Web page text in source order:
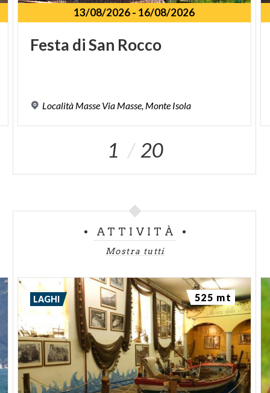
13/08/2026- 16/08/2026
Festa diSan Rocco
Località Masse Via Masse, Monte Isola
1 20
ATTIVITÀ
Mostra tutti
LAGHI 525 mt